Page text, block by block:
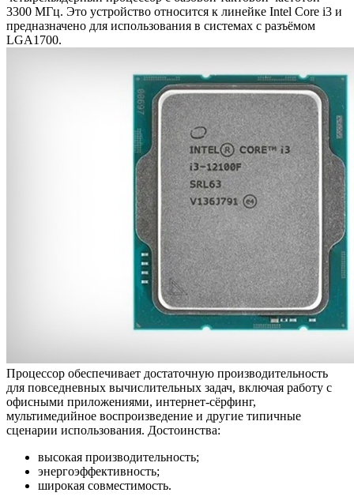
3300 МГц. Это устройство относится к линейке Intel Core i3 и
предназначено для использования в системах с разъёмом
LGA1700.
Процессор обеспечивает достаточную производительность
для повседневных вычислительных задач, включая работу с
офисными приложениями, интернет-сёрфинг,
мультимедийное воспроизведение и другие типичные
сценарии использования. Достоинства:
высокая производительность;
энергоэффективность;
широкая совместимость.